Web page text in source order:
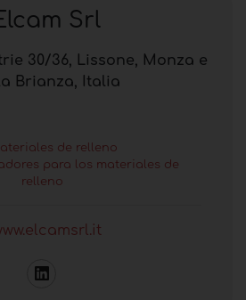
Srl
30/36, Lissone, Monza e
Brianza, Italia
de relleno
para los materiales de
relleno